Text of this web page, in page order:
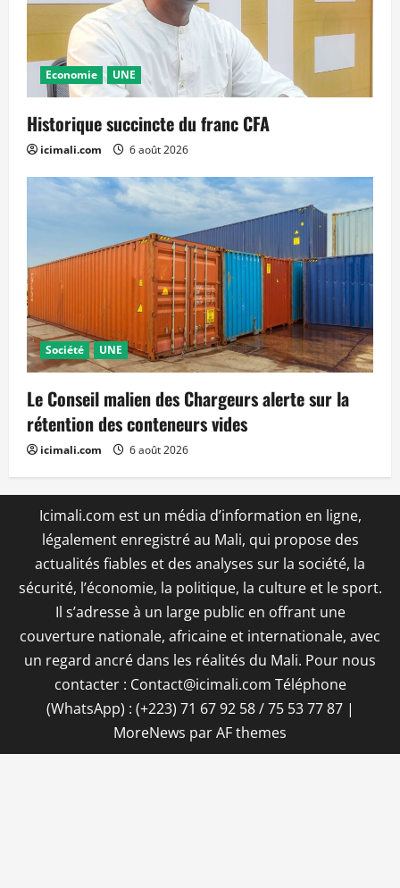
Economie UNE
Historique succincte du franc CFA
icimali.com 6 août 2026
Société UNE
Le Conseil malien des Chargeurs alerte sur la
rétention des conteneurs vides
icimali.com 6 août 2026
Icimali.com est un média d’information en ligne,
légalement enregistré au Mali, qui propose des
actualités fiables et des analyses sur la société, la
sécurité, l’économie, la politique, la culture et le sport.
Il s’adresse à un large public en offrant une
couverture nationale, africaine et internationale, avec
un regard ancré dans les réalités du Mali. Pour nous
contacter : Contact@icimali.com Téléphone
(WhatsApp) : (+223) 71 67 92 58 / 75 53 77 87 |
MoreNews par AF themes